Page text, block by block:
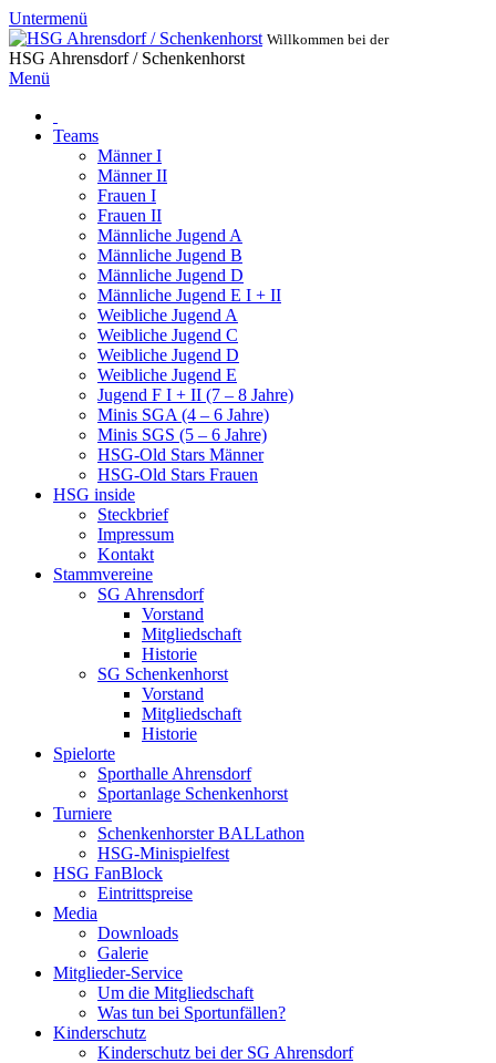
Untermenü
Willkommen bei der
HSG Ahrensdorf / Schenkenhorst
Menü
Teams
Männer I
Männer II
Frauen I
Frauen II
Männliche Jugend A
Männliche Jugend B
Männliche Jugend D
Männliche Jugend E I + II
Weibliche Jugend A
Weibliche Jugend C
Weibliche Jugend D
Weibliche Jugend E
Jugend F I + II (7 – 8 Jahre)
Minis SGA (4 – 6 Jahre)
Minis SGS (5 – 6 Jahre)
HSG-Old Stars Männer
HSG-Old Stars Frauen
HSG inside
Steckbrief
Impressum
Kontakt
Stammvereine
SG Ahrensdorf
Vorstand
Mitgliedschaft
Historie
SG Schenkenhorst
Vorstand
Mitgliedschaft
Historie
Spielorte
Sporthalle Ahrensdorf
Sportanlage Schenkenhorst
Turniere
Schenkenhorster BALLathon
HSG-Minispielfest
HSG FanBlock
Eintrittspreise
Media
Downloads
Galerie
Mitglieder-Service
Um die Mitgliedschaft
Was tun bei Sportunfällen?
Kinderschutz
Kinderschutz bei der SG Ahrensdorf